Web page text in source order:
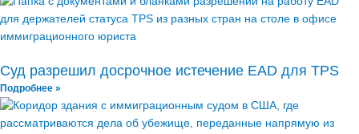
Суд разрешил досрочное истечение EAD для TPS
Подробнее »